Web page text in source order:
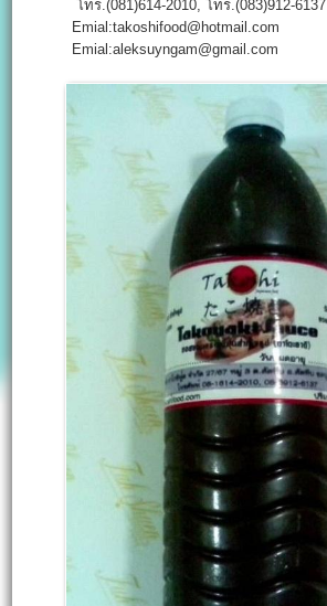
โทร.(081)614-2010, โทร.(083)912-6137
Emial:takoshifood@hotmail.com
Emial:aleksuyngam@gmail.com